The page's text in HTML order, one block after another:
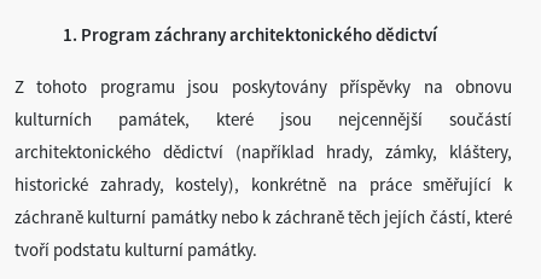
1. Program záchrany architektonického dědictví
Z tohoto programu jsou poskytovány příspěvky na obnovu
kulturních památek, které jsou nejcennější součástí
architektonického dědictví (například hrady, zámky, kláštery,
historické zahrady, kostely), konkrétně na práce směřující k
záchraně kulturní památky nebo k záchraně těch jejích částí, které
tvoří podstatu kulturní památky.